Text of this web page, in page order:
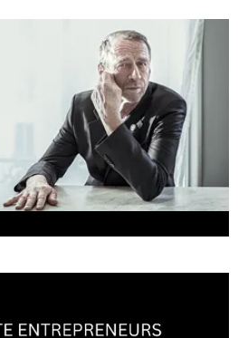
mix av olika nationaliteter från hela
en annan grundnationalitet...